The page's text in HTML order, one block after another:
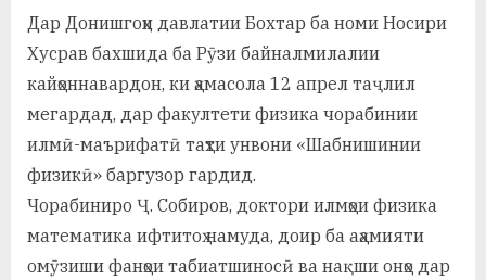
с
р
и
у
с
Дар Донишгоҳи давлатии Бохтар ба номи Носири
Хусрав бахшида ба Рӯзи байналмилалии
кайҳоннавардон, ки ҳамасола 12 апрел таҷлил
мегардад, дар факултети физика чорабинии
илмӣ-маърифатӣ таҳти унвони «Шабнишинии
физикӣ» баргузор гардид.
Чорабиниро Ҷ. Собиров, доктори илмҳои физика
математика ифтитоҳ намуда, доир ба аҳамияти
омӯзиши фанҳои табиатшиносӣ ва нақши онҳо дар